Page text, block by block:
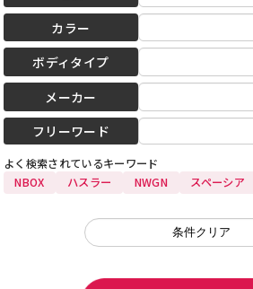
カラー
ボディタイプ
メーカー
フリーワード
よく検索されているキーワード
NBOX
ハスラー NWGN スペーシア